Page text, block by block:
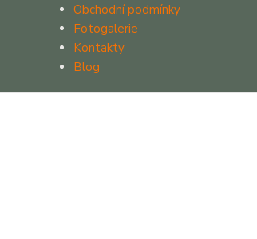
Obchodní podmínky
Fotogalerie
Kontakty
Blog